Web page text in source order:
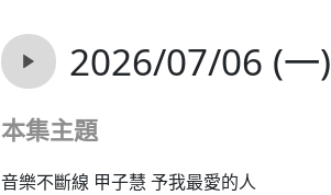
2026/07/06 (一)
本集主題
音樂不斷線 甲子慧 予我最愛的人